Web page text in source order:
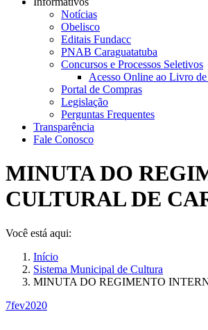
Notícias
Obelisco
Editais Fundacc
PNAB Caraguatatuba
Concursos e Processos Seletivos
Acesso Online ao Livro
Portal de Compras
Legislação
Perguntas Frequentes
Transparência
Fale Conosco
MINUTA DO
CULTURAL DE
Você está aqui:
Início
Sistema Municipal de Cultura
MINUTA DO REGIMENTO
7fev2020